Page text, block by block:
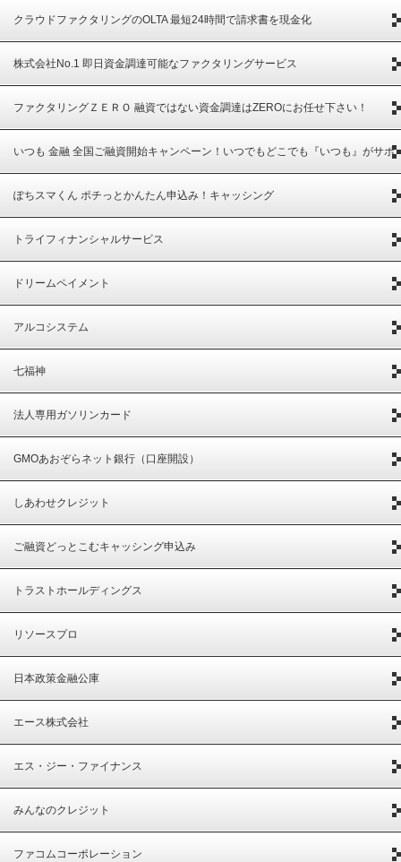
クラウドファクタリングのOLTA 最短24時間で請求書を現金化
株式会社No.1 即日資金調達可能なファクタリングサービス
ファクタリングＺＥＲＯ 融資ではない資金調達はZEROにお任せ下さい！
いつも 金融 全国ご融資開始キャンペーン！いつでもどこでも『いつも』がサポ
ート
ぽちスマくん ポチっとかんたん申込み！キャッシング
トライフィナンシャルサービス
ドリームペイメント
アルコシステム
七福神
法人専用ガソリンカード
GMOあおぞらネット銀行（口座開設）
しあわせクレジット
ご融資どっとこむキャッシング申込み
トラストホールディングス
リソースプロ
日本政策金融公庫
エース株式会社
エス・ジー・ファイナンス
みんなのクレジット
ファコムコーポレーション